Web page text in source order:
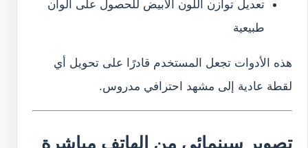
تعديل توازن اللون الأبيض للحصول على ألوان
طبيعية
هذه الأدوات تجعل المستخدم قادرًا على تحويل أي
لقطة عادية إلى مشهد احترافي مدروس.
تصوير سينمائي من الهاتف مباشرة